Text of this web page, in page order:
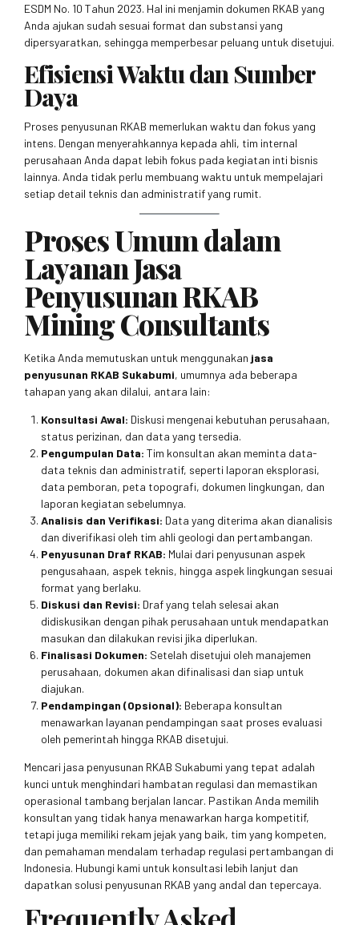
ESDM No. 10 Tahun 2023. Hal ini menjamin dokumen RKAB yang
Anda ajukan sudah sesuai format dan substansi yang
dipersyaratkan, sehingga memperbesar peluang untuk disetujui.
Efisiensi Waktu dan Sumber
Daya
Proses penyusunan RKAB memerlukan waktu dan fokus yang
intens. Dengan menyerahkannya kepada ahli, tim internal
perusahaan Anda dapat lebih fokus pada kegiatan inti bisnis
lainnya. Anda tidak perlu membuang waktu untuk mempelajari
setiap detail teknis dan administratif yang rumit.
Proses Umum dalam
Layanan Jasa
Penyusunan RKAB
Mining Consultants
Ketika Anda memutuskan untuk menggunakan jasa
penyusunan RKAB Sukabumi, umumnya ada beberapa
tahapan yang akan dilalui, antara lain:
Konsultasi Awal: Diskusi mengenai kebutuhan perusahaan,
status perizinan, dan data yang tersedia.
Pengumpulan Data: Tim konsultan akan meminta data-
data teknis dan administratif, seperti laporan eksplorasi,
data pemboran, peta topografi, dokumen lingkungan, dan
laporan kegiatan sebelumnya.
Analisis dan Verifikasi: Data yang diterima akan dianalisis
dan diverifikasi oleh tim ahli geologi dan pertambangan.
Penyusunan Draf RKAB: Mulai dari penyusunan aspek
pengusahaan, aspek teknis, hingga aspek lingkungan sesuai
format yang berlaku.
Diskusi dan Revisi: Draf yang telah selesai akan
didiskusikan dengan pihak perusahaan untuk mendapatkan
masukan dan dilakukan revisi jika diperlukan.
Finalisasi Dokumen: Setelah disetujui oleh manajemen
perusahaan, dokumen akan difinalisasi dan siap untuk
diajukan.
Pendampingan (Opsional): Beberapa konsultan
menawarkan layanan pendampingan saat proses evaluasi
oleh pemerintah hingga RKAB disetujui.
Mencari jasa penyusunan RKAB Sukabumi yang tepat adalah
kunci untuk menghindari hambatan regulasi dan memastikan
operasional tambang berjalan lancar. Pastikan Anda memilih
konsultan yang tidak hanya menawarkan harga kompetitif,
tetapi juga memiliki rekam jejak yang baik, tim yang kompeten,
dan pemahaman mendalam terhadap regulasi pertambangan di
Indonesia. Hubungi kami untuk konsultasi lebih lanjut dan
dapatkan solusi penyusunan RKAB yang andal dan tepercaya.